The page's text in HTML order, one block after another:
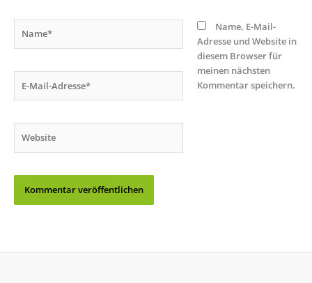
Mail-
Name, E-Mail-
Adresse und Website in
diesem Browser für
meinen nächsten
Kommentar speichern.